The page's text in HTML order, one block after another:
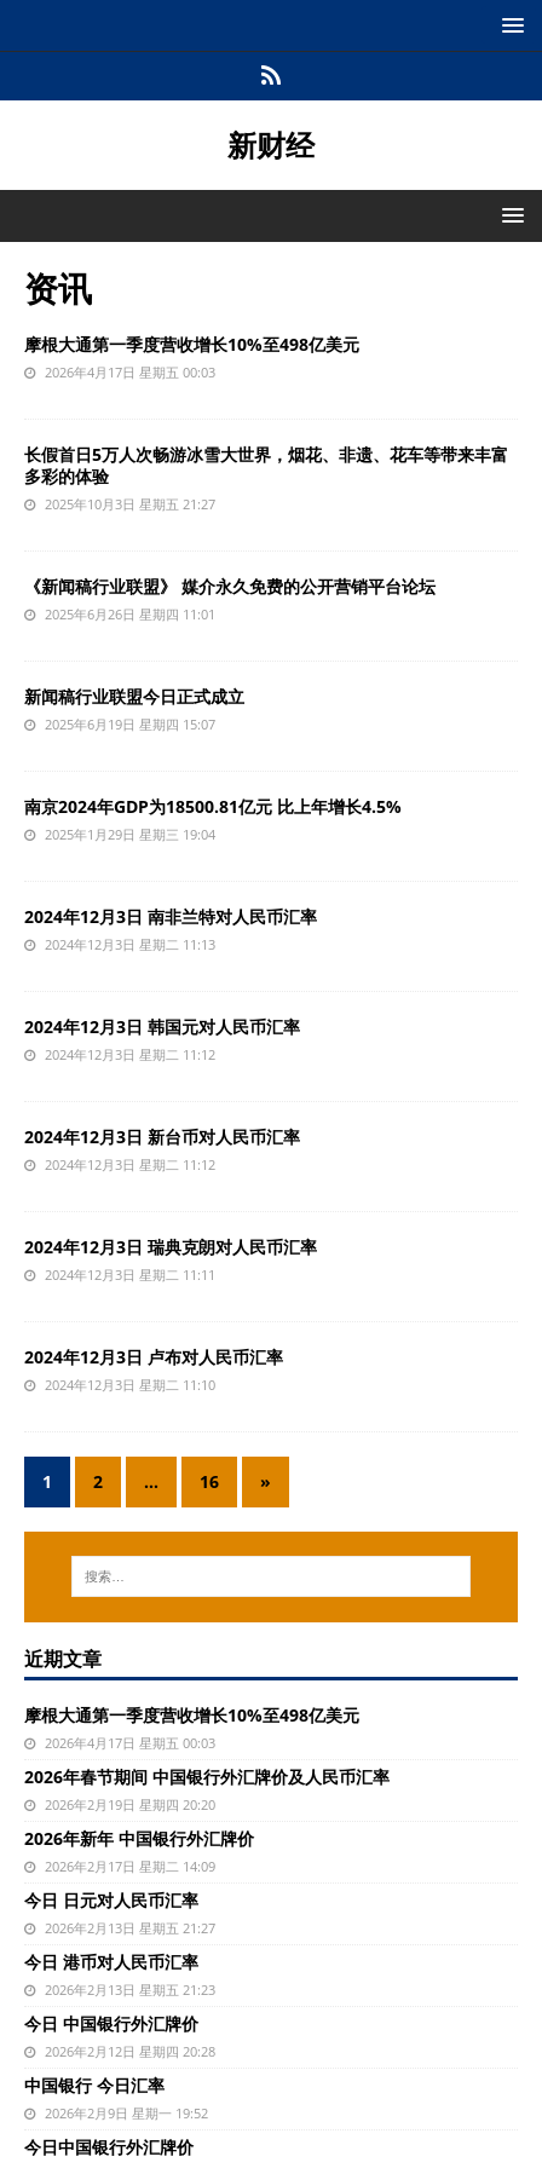
新财经
资讯
摩根大通第一季度营收增长10%至498亿美元
2026年4月17日 星期五 00:03
长假首日5万人次畅游冰雪大世界，烟花、非遗、花车等带来丰富
多彩的体验
2025年10月3日 星期五 21:27
《新闻稿行业联盟》 媒介永久免费的公开营销平台论坛
2025年6月26日 星期四 11:01
新闻稿行业联盟今日正式成立
2025年6月19日 星期四 15:07
南京2024年GDP为18500.81亿元 比上年增长4.5%
2025年1月29日 星期三 19:04
2024年12月3日 南非兰特对人民币汇率
2024年12月3日 星期二 11:13
2024年12月3日 韩国元对人民币汇率
2024年12月3日 星期二 11:12
2024年12月3日 新台币对人民币汇率
2024年12月3日 星期二 11:12
2024年12月3日 瑞典克朗对人民币汇率
2024年12月3日 星期二 11:11
2024年12月3日 卢布对人民币汇率
2024年12月3日 星期二 11:10
1 2 … 16 »
近期文章
摩根大通第一季度营收增长10%至498亿美元
2026年4月17日 星期五 00:03
2026年春节期间 中国银行外汇牌价及人民币汇率
2026年2月19日 星期四 20:20
2026年新年 中国银行外汇牌价
2026年2月17日 星期二 14:09
今日 日元对人民币汇率
2026年2月13日 星期五 21:27
今日 港币对人民币汇率
2026年2月13日 星期五 21:23
今日 中国银行外汇牌价
2026年2月12日 星期四 20:28
中国银行 今日汇率
2026年2月9日 星期一 19:52
今日中国银行外汇牌价